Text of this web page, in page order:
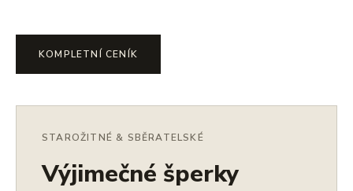
KOMPLETNÍ CENÍK
STAROŽITNÉ & SBĚRATELSKÉ
Výjimečné šperky